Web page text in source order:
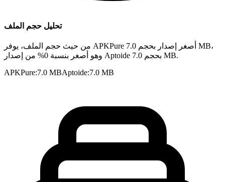
تحليل حجم الملف
من حيث حجم الملف، يوفر APKPure أصغر إصدار بحجم 7.0 MB،
وهو أصغر بنسبة 0% من إصدار Aptoide بحجم 7.0 MB.
APKPure:7.0 MBAptoide:7.0 MB